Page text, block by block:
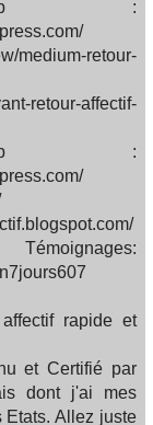
:
medium-retour-
retour-affectif-
:
rapide et
et Certifié par
dont j'ai mes
Etats. Allez juste